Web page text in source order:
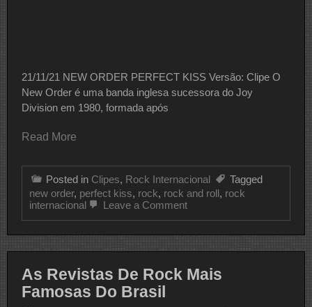
21/11/21 NEW ORDER PERFECT KISS Versão: Clipe O
New Order é uma banda inglesa sucessora do Joy
Division em 1980, formada após
Read More
Posted in Clipes, Rock Internacional
Tagged
new order, perfect kiss, rock, rock and roll, rock
internacional
Leave a Commenton
NEW
As Revistas De Rock Mais
Famosas Do Brasil